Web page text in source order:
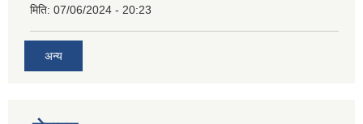
मिति: 07/06/2024 - 20:23
अन्य